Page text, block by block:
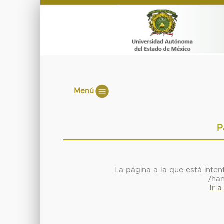
Menú
La página a la que está
/
Ir